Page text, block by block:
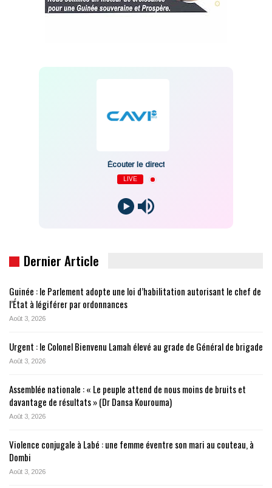
Écouter le direct
LIVE
Dernier Article
Guinée : le Parlement adopte une loi d’habilitation autorisant le chef de
l’État à légiférer par ordonnances
Août 3, 2026
Urgent : le Colonel Bienvenu Lamah élevé au grade de Général de brigade
Août 3, 2026
Assemblée nationale : « Le peuple attend de nous moins de bruits et
davantage de résultats » (Dr Dansa Kourouma)
Août 3, 2026
Violence conjugale à Labé : une femme éventre son mari au couteau, à
Dombi
Août 3, 2026